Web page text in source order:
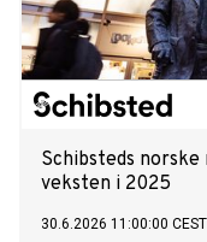
Schibsteds
veksten i 2025
30.6.2026 11:00:00 CEST